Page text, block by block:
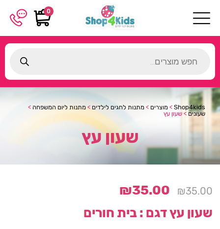
0
search
Shop4kids
> מוצרים > מתנות לחגים לילדים > מתנות ליום המשפחה >
שעונים > שעון עץ
שעון עץ
₪35.00
₪35.00
שעון עץדגם : בית חורים